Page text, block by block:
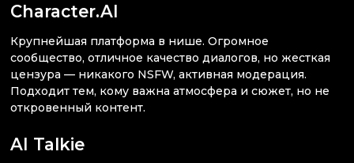
Character.AI
Крупнейшая платформа в нише. Огромное
сообщество, отличное качество диалогов, но жесткая
цензура — никакого NSFW, активная модерация.
Подходит тем, кому важна атмосфера и сюжет, но не
откровенный контент.
AI Talkie